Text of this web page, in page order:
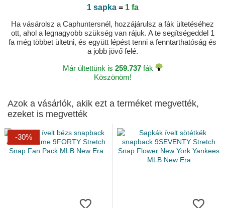
1 sapka= 1 fa
Ha vásárolsz a Caphuntersnél, hozzájárulsz a fák ültetéséhez
ott, ahol a legnagyobb szükség van rájuk. A te segítségeddel 1
fa még többet ültetni, és együtt lépést tenni a fenntarthatóság és
a jobb jövő felé.
Már ültettünk is 259.737fák
Köszönöm!
Azok a vásárlók, akik ezt a terméket megvették,
ezeket is megvették
-30%